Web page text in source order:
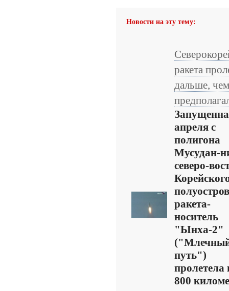
Новости на эту тему:
ракета
дальше, чем
апреля с
полигона
Мусудан-
северо-
ракета-
носитель
"Ынха-2"
путь")
пролетела
800